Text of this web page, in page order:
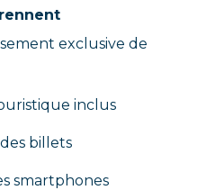
exclusive de
inclus
billets
smartphones